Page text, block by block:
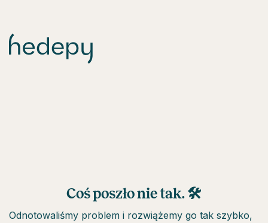
Coś poszło nie tak. 🛠
Odnotowaliśmy problem i rozwiążemy go tak szybko,